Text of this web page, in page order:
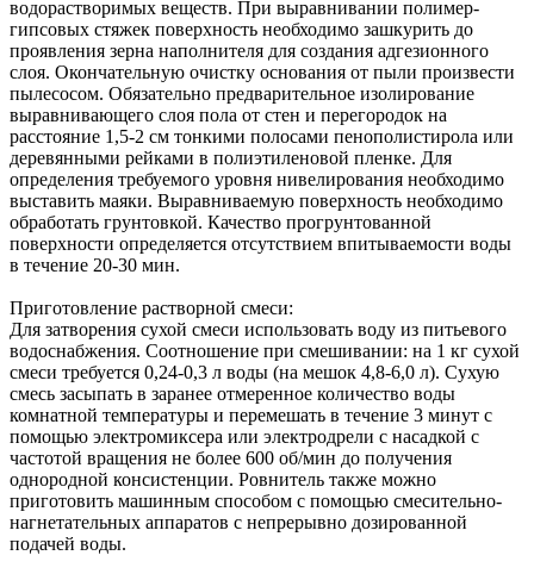
водорастворимых веществ. При выравнивании полимер-
гипсовых стяжек поверхность необходимо зашкурить до
проявления зерна наполнителя для создания адгезионного
слоя. Окончательную очистку основания от пыли произвести
пылесосом. Обязательно предварительное изолирование
выравнивающего слоя пола от стен и перегородок на
расстояние 1,5-2 см тонкими полосами пенополистирола или
деревянными рейками в полиэтиленовой пленке. Для
определения требуемого уровня нивелирования необходимо
выставить маяки. Выравниваемую поверхность необходимо
обработать грунтовкой. Качество прогрунтованной
поверхности определяется отсутствием впитываемости воды
в течение 20-30 мин.
Приготовление растворной смеси:
Для затворения сухой смеси использовать воду из питьевого
водоснабжения. Соотношение при смешивании: на 1 кг сухой
смеси требуется 0,24-0,3 л воды (на мешок 4,8-6,0 л). Сухую
смесь засыпать в заранее отмеренное количество воды
комнатной температуры и перемешать в течение 3 минут с
помощью электромиксера или электродрели с насадкой с
частотой вращения не более 600 об/мин до получения
однородной консистенции. Ровнитель также можно
приготовить машинным способом с помощью смесительно-
нагнетательных аппаратов с непрерывно дозированной
подачей воды.